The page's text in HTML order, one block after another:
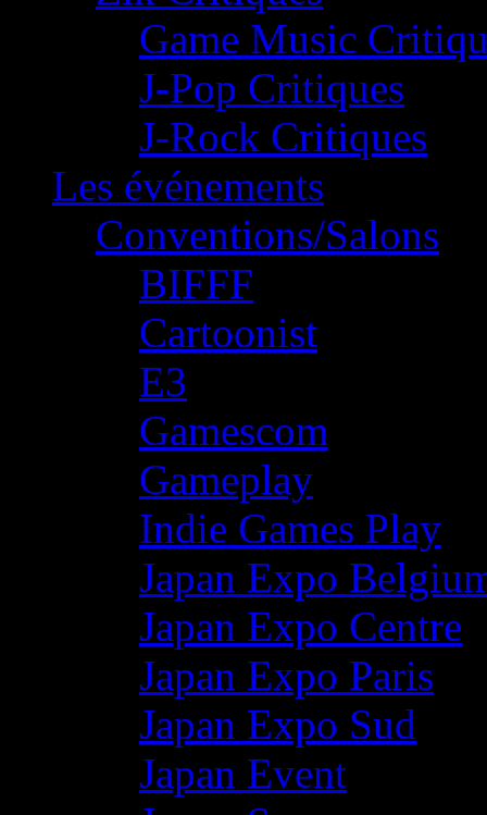
Game Music
J-Pop Critiques
J-Rock Critiques
Les événements
Conventions/Salons
BIFFF
Cartoonist
E3
Gamescom
Gameplay
Indie Games Play
Japan Expo
Japan Expo Centre
Japan Expo Paris
Japan Expo Sud
Japan Event